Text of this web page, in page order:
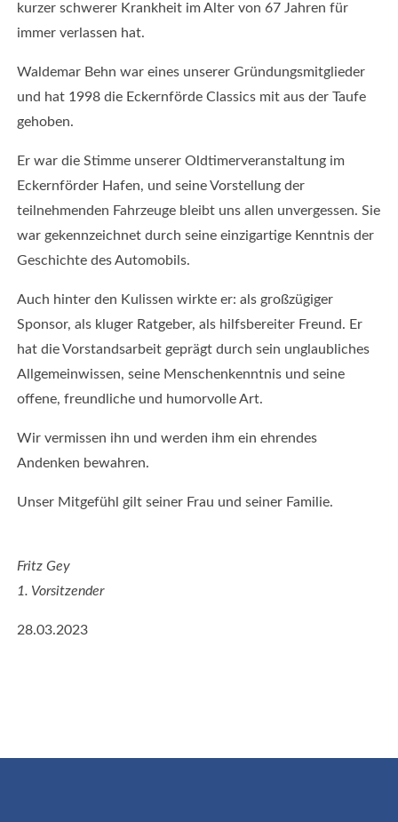
-
Eckernförde
Classics
Rückblick
&
Fotogalerien
Classics
2019
Classics
2017
2013
&
Raritäten
kurzer schwerer Krankheit im Alter von 67 Jahren für
immer verlassen hat.
Waldemar Behn war eines unserer Gründungsmitglieder
und hat 1998 die Eckernförde Classics mit aus der Taufe
gehoben.
Er war die Stimme unserer Oldtimerveranstaltung im
Eckernförder Hafen, und seine Vorstellung der
teilnehmenden Fahrzeuge bleibt uns allen unvergessen. Sie
war gekennzeichnet durch seine einzigartige Kenntnis der
Geschichte des Automobils.
Auch hinter den Kulissen wirkte er: als großzügiger
Sponsor, als kluger Ratgeber, als hilfsbereiter Freund. Er
hat die Vorstandsarbeit geprägt durch sein unglaubliches
Allgemeinwissen, seine Menschenkenntnis und seine
offene, freundliche und humorvolle Art.
Wir vermissen ihn und werden ihm ein ehrendes
Andenken bewahren.
Unser Mitgefühl gilt seiner Frau und seiner Familie.
Fritz Gey
1. Vorsitzender
28.03.2023